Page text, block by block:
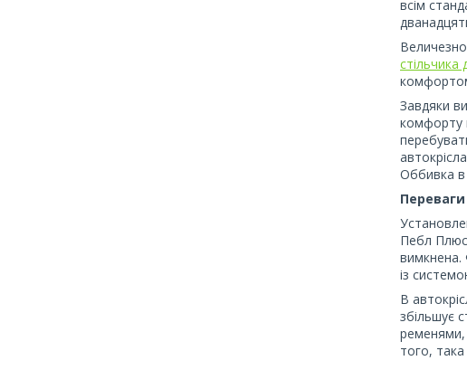
всім
стільчика
Завдяки
комфорту
Оббивка в
Пебл
вимкнена.
із
В
збільшує
ременями,
того,